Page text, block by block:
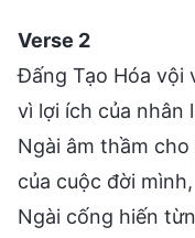
Verse 2
Đấng Tạo Hóa vội
vì lợi ích của nhân
Ngài âm thầm
của cuộc đời mình,
Ngài cống hiến